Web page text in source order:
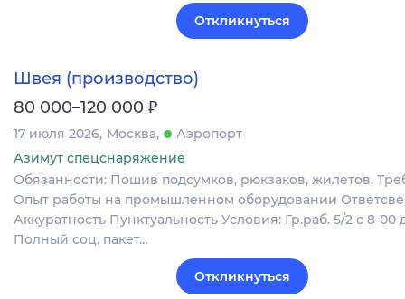
Откликнуться
Швея (производство)
80 000–120 000 ₽
17 июля 2026 Москва
Аэропорт
Азимут спецснаряжение
Обязанности: Пошив подсумков, рюкзаков, жилетов.
Опыт работы на промышленном оборудовании
Аккуратность Пунктуальность Условия: Гр.раб. 5/2 с 8-00
Полный соц. пакет…
Откликнуться